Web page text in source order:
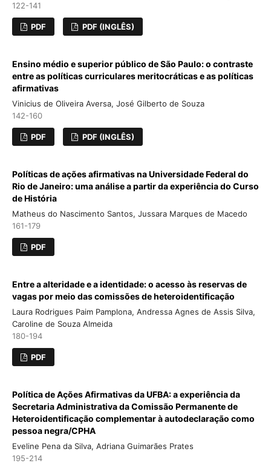
122-141
PDF PDF (INGLÊS)
Ensino médio e superior público de São Paulo: o contraste
entre as políticas curriculares meritocráticas e as políticas
afirmativas
Vinicius de Oliveira Aversa, José Gilberto de Souza
142-160
PDF PDF (INGLÊS)
Políticas de ações afirmativas na Universidade Federal do
Rio de Janeiro: uma análise a partir da experiência do Curso
de História
Matheus do Nascimento Santos, Jussara Marques de Macedo
161-179
PDF
Entre a alteridade e a identidade: o acesso às reservas de
vagas por meio das comissões de heteroidentificação
Laura Rodrigues Paim Pamplona, Andressa Agnes de Assis Silva,
Caroline de Souza Almeida
180-194
PDF
Política de Ações Afirmativas da UFBA: a experiência da
Secretaria Administrativa da Comissão Permanente de
Heteroidentificação complementar à autodeclaração como
pessoa negra/CPHA
Eveline Pena da Silva, Adriana Guimarães Prates
195-214